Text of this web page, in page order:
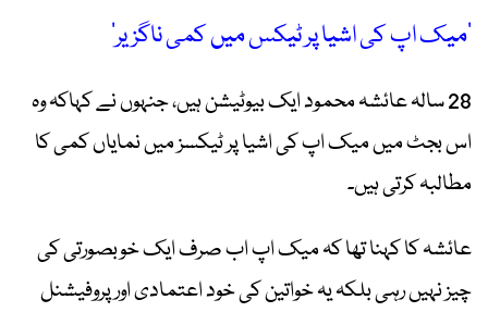
’میک اپ کی اشیا پر ٹیکس میں کمی ناگزیر‘
28 سالہ عائشہ محمود ایک بیوٹیشن ہیں، جنہوں نے کہاکہ وہ
اس بجٹ میں میک اپ کی اشیا پر ٹیکسز میں نمایاں کمی کا
مطالبہ کرتی ہیں۔
عائشہ کا کہنا تھا کہ میک اپ اب صرف ایک خوبصورتی کی
چیز نہیں رہی بلکہ یہ خواتین کی خود اعتمادی اور پروفیشنل